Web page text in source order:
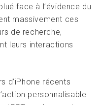
face à l’évidence du
massivement ces
de recherche,
leurs interactions
d’iPhone récents
personnalisable